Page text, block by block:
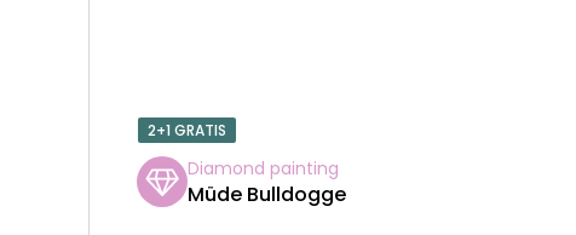
2+1 GRATIS
Diamond painting
Müde Bulldogge